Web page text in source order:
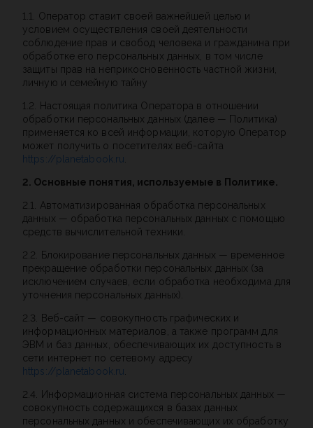
1.1. Оператор ставит своей важнейшей целью и
условием осуществления своей деятельности
соблюдение прав и свобод человека и гражданина при
обработке его персональных данных, в том числе
защиты прав на неприкосновенность частной жизни,
личную и семейную тайну
1.2. Настоящая политика Оператора в отношении
обработки персональных данных (далее — Политика)
применяется ко всей информации, которую Оператор
может получить о посетителях веб-сайта
https://planetabook.ru
2. Основные понятия, используемые в Политике.
2.1. Автоматизированная обработка персональных
данных — обработка персональных данных с помощью
средств вычислительной техники.
2.2. Блокирование персональных данных — временное
прекращение обработки персональных данных (за
исключением случаев, если обработка необходима для
уточнения персональных данных).
2.3. Веб-сайт — совокупность графических и
информационных материалов, а также программ для
ЭВМ и баз данных, обеспечивающих их доступность в
сети интернет по сетевому адресу
https://planetabook.ru
2.4. Информационная система персональных данных —
совокупность содержащихся в базах данных
персональных данных и обеспечивающих их обработку